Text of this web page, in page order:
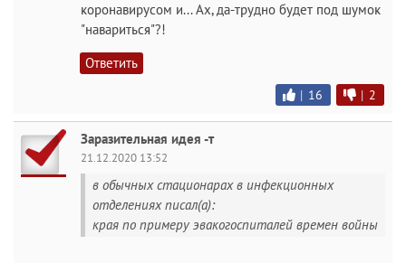
коронавирусом и... Ах, да-трудно будет под шумок
"навариться"?!
Ответить
| 16 | 2
Заразительная идея -т
21.12.2020 13:52
в обычных стационарах в инфекционных
отделениях писал(а):
края по примеру эвакогоспиталей времен войны